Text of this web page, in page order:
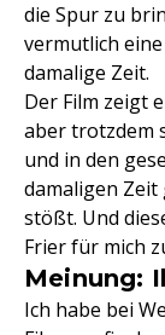
die Spur zu
vermutlich
damalige Zeit.
Der Film zeigt
aber trotzdem
und in den
damaligen Zeit
stößt. Und
Frier für mich
Meinung:
Ich habe bei